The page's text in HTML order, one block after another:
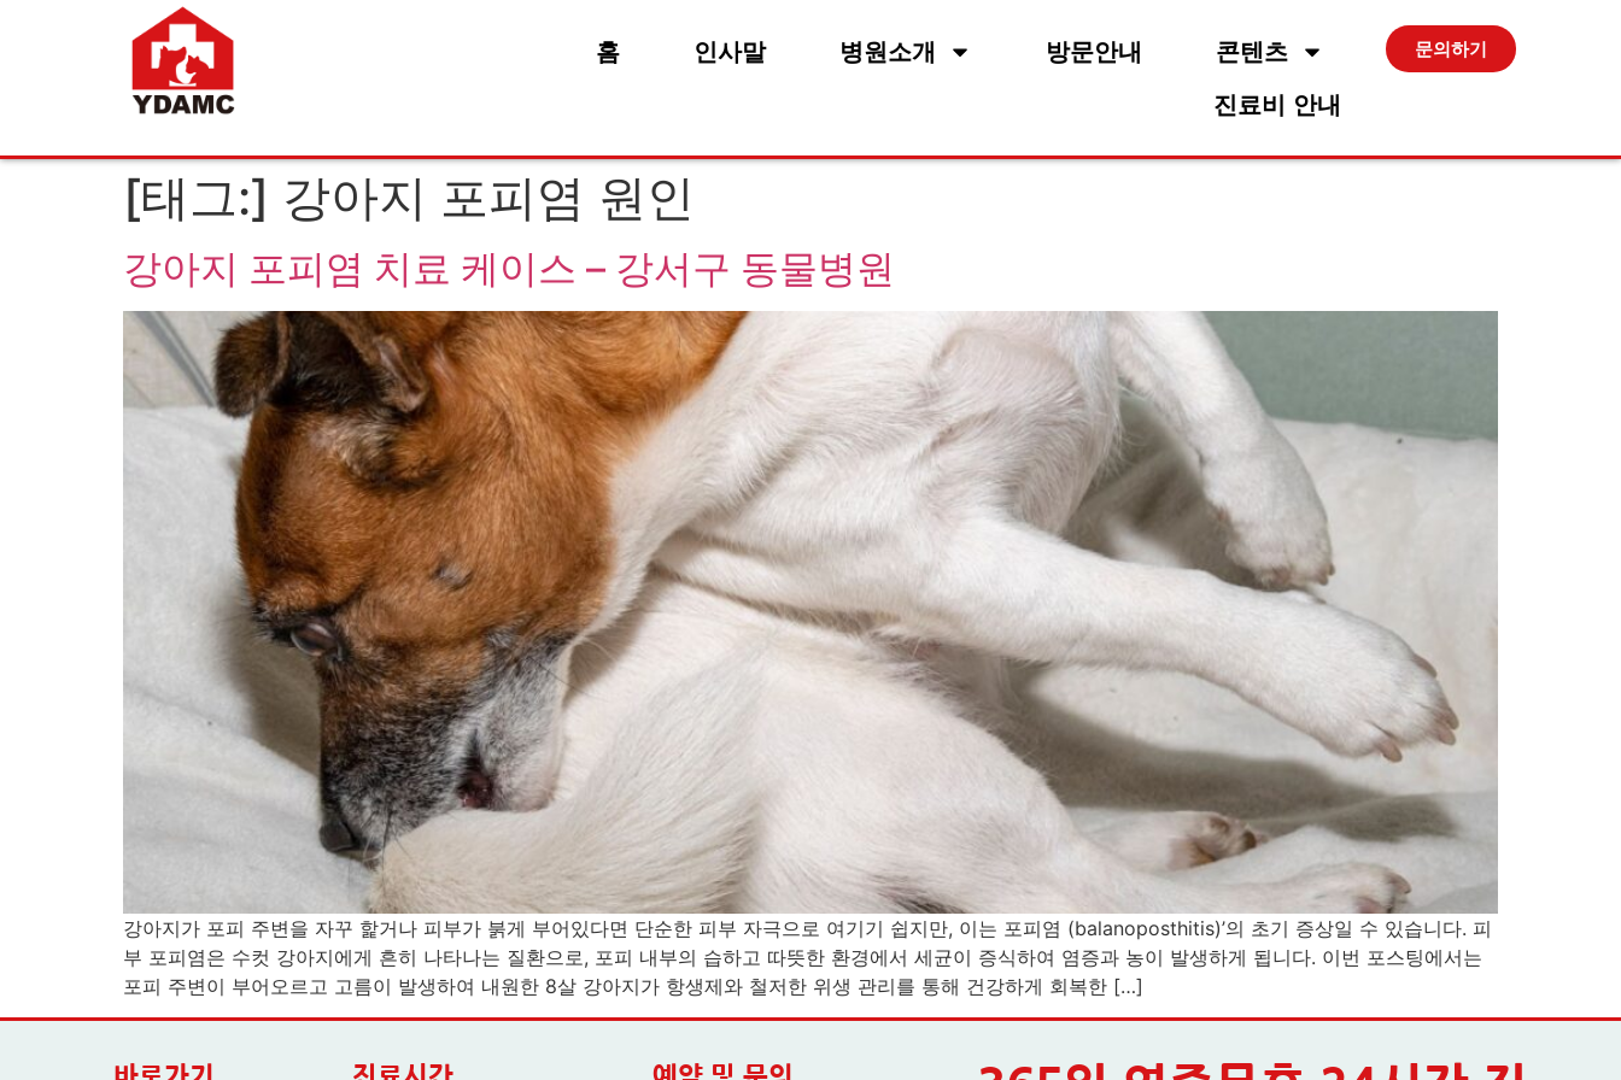
홈 인사말 병원소개 방문안내
콘텐츠
진료비 안내
문의하기
[태그:] 강아지 포피염 원인
강아지 포피염 치료 케이스 – 강서구 동물병원
강아지가 포피 주변을 자꾸 핥거나 피부가 붉게 부어있다면 단순한 피부 자극으로 여기기 쉽지만, 이는 포피염 (balanoposthitis)’의 초기 증상일 수 있습니다. 피
부 포피염은 수컷 강아지에게 흔히 나타나는 질환으로, 포피 내부의 습하고 따뜻한 환경에서 세균이 증식하여 염증과 농이 발생하게 됩니다. 이번 포스팅에서는
포피 주변이 부어오르고 고름이 발생하여 내원한 8살 강아지가 항생제와 철저한 위생 관리를 통해 건강하게 회복한 […]